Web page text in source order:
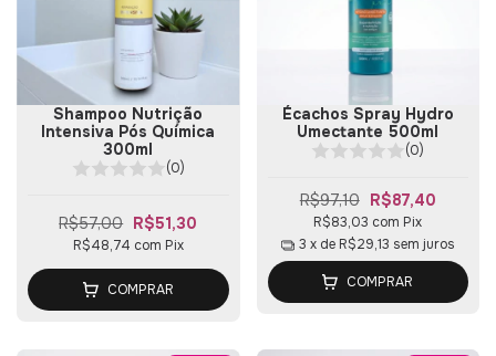
Shampoo Nutrição
Intensiva Pós Química
300ml
(0)
R$57,00 R$51,30
R$48,74 com Pix
COMPRAR
Écachos Spray Hydro
Umectante 500ml
(0)
R$97,10 R$87,40
R$83,03 com Pix
3 x de R$29,13 sem juros
COMPRAR